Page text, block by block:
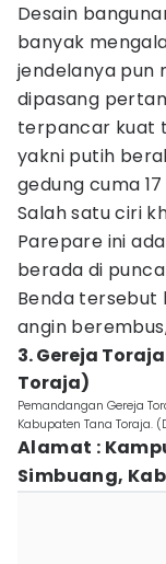
Desain
banyak
jendelanya pun
dipasang
terpancar kuat
yakni putih
gedung cuma
Salah satu ciri
Parepare ini
berada di
Benda tersebut
angin
3. Gereja
Toraja)
Pemandangan Gereja
Kabupaten Tana Toraja.
Alamat :
Simbuang,